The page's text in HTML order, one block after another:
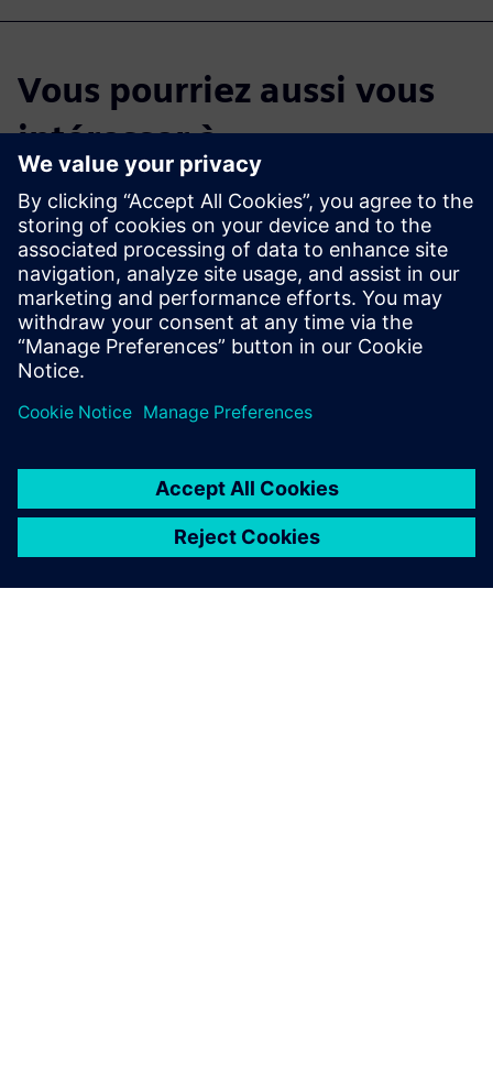
Vous pourriez aussi vous
intéresser à...
PLM sur le cloud -
Essai gratuit
Teamcenter X
Essai gratuit de 30 jours du
du marché.